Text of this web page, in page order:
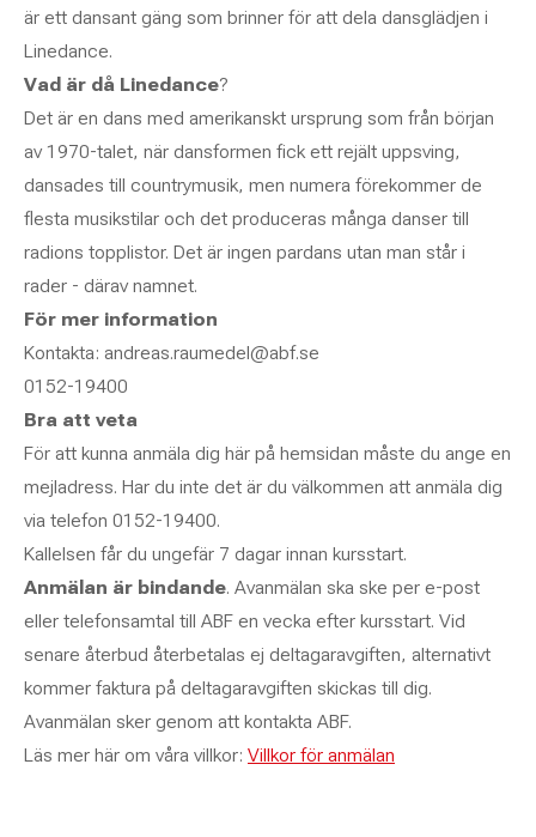
är ett dansant gäng som brinner för att dela dansglädjen i
Linedance.
Vad är då Linedance?
Det är en dans med amerikanskt ursprung som från början
av 1970-talet, när dansformen fick ett rejält uppsving,
dansades till countrymusik, men numera förekommer de
flesta musikstilar och det produceras många danser till
radions topplistor. Det är ingen pardans utan man står i
rader - därav namnet.
För mer information
Kontakta: andreas.raumedel@abf.se
0152-19400
Bra att veta
För att kunna anmäla dig här på hemsidan måste du ange en
mejladress. Har du inte det är du välkommen att anmäla dig
via telefon 0152-19400.
Kallelsen får du ungefär 7 dagar innan kursstart.
Anmälan är bindande. Avanmälan ska ske per e-post
eller telefonsamtal till ABF en vecka efter kursstart. Vid
senare återbud återbetalas ej deltagaravgiften, alternativt
kommer faktura på deltagaravgiften skickas till dig.
Avanmälan sker genom att kontakta ABF.
Läs mer här om våra villkor: Villkor för anmälan